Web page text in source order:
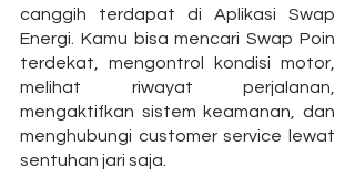
canggih terdapat di Aplikasi Swap
Energi. Kamu bisa mencari Swap Poin
terdekat, mengontrol kondisi motor,
melihat riwayat perjalanan,
mengaktifkan sistem keamanan, dan
menghubungi customer service lewat
sentuhan jari saja.